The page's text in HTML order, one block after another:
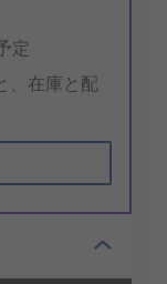
定
、在庫と配